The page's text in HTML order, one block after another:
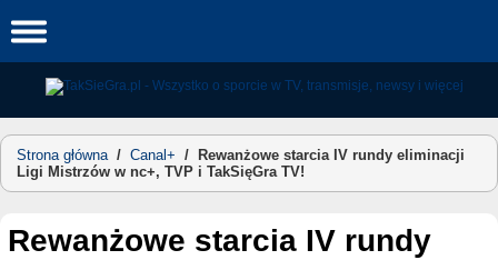
to
Strona główna/ Canal+ /
Rewanżowe starcia IV rundy eliminacji
Ligi Mistrzów w nc+, TVP i TakSięGra TV!
Rewanżowe starcia IV rundy